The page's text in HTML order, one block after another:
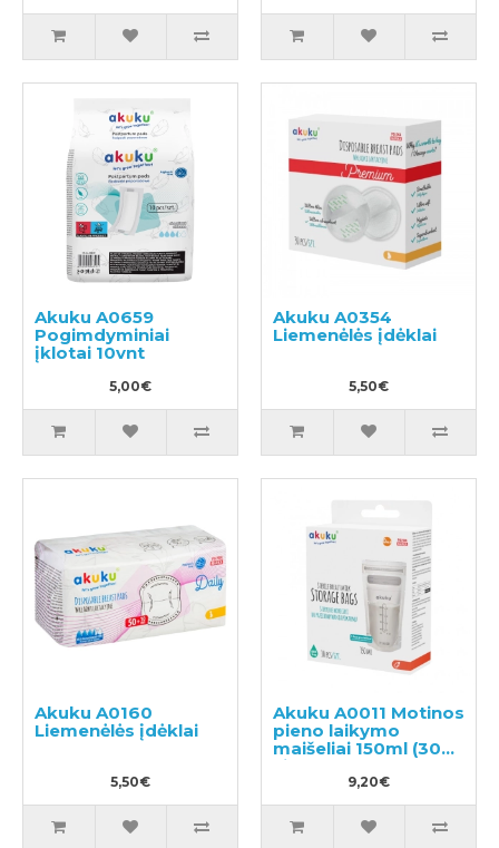
Akuku A0659
Pogimdyminiai
įklotai 10vnt
5,00€
Akuku A0354
Liemenėlės įdėklai
5,50€
Akuku A0160
Liemenėlės įdėklai
5,50€
Akuku A0011 Motinos
pieno laikymo
maišeliai 150ml (30
vienetų)
9,20€